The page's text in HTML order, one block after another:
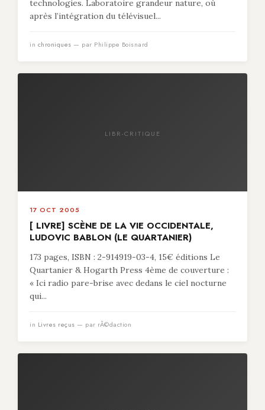
technologies. Laboratoire grandeur nature, où
après l’intégration du télévisuel...
in chroniques — par Philippe Boisnard
LIBR-CRITIQUE
17 OCT 2005
[ LIVRE] SCÈNE DE LA VIE OCCIDENTALE,
LUDOVIC BABLON (LE QUARTANIER)
173 pages, ISBN : 2-914919-03-4, 15€ éditions Le
Quartanier & Hogarth Press 4ème de couverture :
« Ici radio pare-brise avec dedans le ciel nocturne
qui...
in Livres reçus — par rÃ©daction